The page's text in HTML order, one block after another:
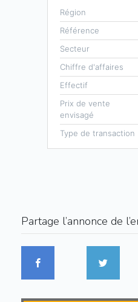
Région
Référence
Secteur
Chiffre d'affaires
Effectif
Prix de vente
envisagé
Type de transaction
Partage l’annonce de